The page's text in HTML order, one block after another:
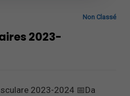
Non Classé
2023-
2023-2024 📅Da